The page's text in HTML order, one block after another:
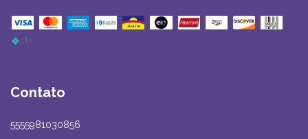
Contato
5555981030856